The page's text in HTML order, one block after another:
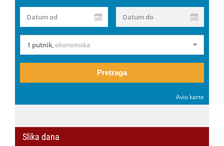
Datum od Datum do
1 putnik,ekonomska
Pretraga
Avio karte
Slika dana